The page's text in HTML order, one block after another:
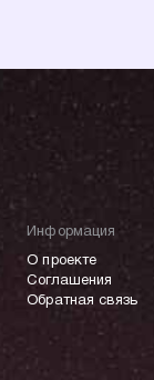
Информация
О проекте
Соглашения
Обратная связь